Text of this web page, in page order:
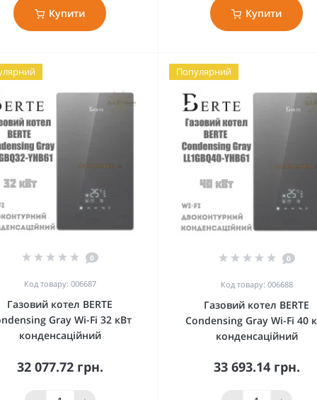
Купити Купити
0
Код товару: 006687
Газовий котел BERTE
Gray Wi-Fi 32 кВт
конденсаційний
32 077.72 грн.
Популярний
0
Код товару: 006688
Газовий котел BERTE
Condensing Gray Wi-Fi 40
конденсаційний
33 693.14 грн.